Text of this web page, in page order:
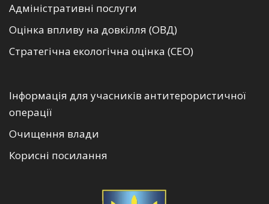
Адміністративні послуги
Оцінка впливу на довкілля (ОВД)
Стратегічна екологічна оцінка (СЕО)
Інформація для учасників антитерористичної
операції
Очищення влади
Корисні посилання